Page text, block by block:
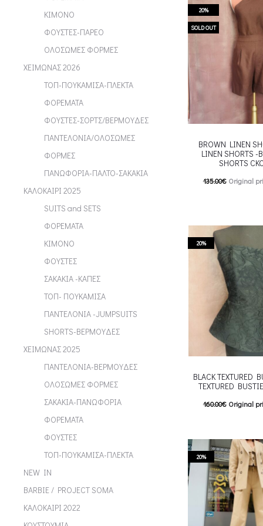
chosen on the
20%
SOLD OUT
BROWN LINEN
LINEN SHORTS -
SHORTS
135.00€ Original
multiple variants.
chosen on the
20%
BLACK TEXTURED
TEXTURED
160.00€ Original
Επιλέξτε επιλογές
multiple variants.
chosen on the
20%
ΚΙΜΟΝΟ
ΦΟΥΣΤΕΣ-ΠΑΡΕΟ
ΟΛΟΣΩΜΕΣ ΦΟΡΜΕΣ
ΧΕΙΜΩΝΑΣ 2026
ΤΟΠ-ΠΟΥΚΑΜΙΣΑ-ΠΛΕΚΤΑ
ΦΟΡΕΜΑΤΑ
ΦΟΥΣΤΕΣ-ΣΟΡΤΣ/ΒΕΡΜΟΥΔΕΣ
ΠΑΝΤΕΛΟΝΙΑ/ΟΛΟΣΩΜΕΣ
ΦΟΡΜΕΣ
ΠΑΝΩΦΟΡΙΑ-ΠΑΛΤΟ-ΣΑΚΑΚΙΑ
ΚΑΛΟΚΑΙΡΙ 2025
SUITS and SETS
ΦΟΡΕΜΑΤΑ
ΚΙΜΟΝΟ
ΦΟΥΣΤΕΣ
ΣΑΚΑΚΙΑ -ΚΑΠΕΣ
ΤΟΠ- ΠΟΥΚΑΜΙΣΑ
ΠΑΝΤΕΛΟΝΙΑ -JUMPSUITS
SHORTS-ΒΕΡΜΟΥΔΕΣ
ΧΕΙΜΩΝΑΣ 2025
ΠΑΝΤΕΛΟΝΙΑ-ΒΕΡΜΟΥΔΕΣ
ΟΛΟΣΩΜΕΣ ΦΟΡΜΕΣ
ΣΑΚΑΚΙΑ-ΠΑΝΩΦΟΡΙΑ
ΦΟΡΕΜΑΤΑ
ΦΟΥΣΤΕΣ
ΤΟΠ-ΠΟΥΚΑΜΙΣΑ-ΠΛΕΚΤΑ
NEW IN
BARBIE / PROJECT SOMA
ΚΑΛΟΚΑΙΡΙ 2022